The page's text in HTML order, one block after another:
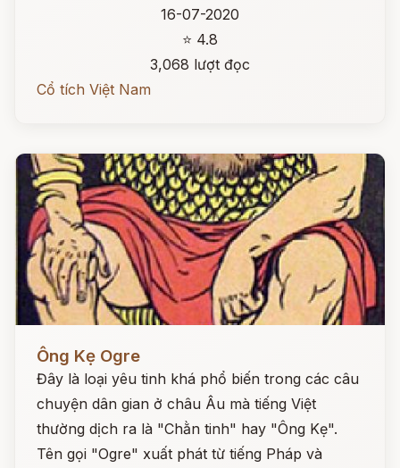
16-07-2020
⭐ 4.8
3,068 lượt đọc
Cổ tích Việt Nam
Đọc ngay
Ông Kẹ Ogre
Đây là loại yêu tinh khá phổ biến trong các câu
chuyện dân gian ở châu Âu mà tiếng Việt
thường dịch ra là "Chằn tinh" hay "Ông Kẹ".
Tên gọi "Ogre" xuất phát từ tiếng Pháp và